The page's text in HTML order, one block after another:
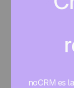
noCRM es